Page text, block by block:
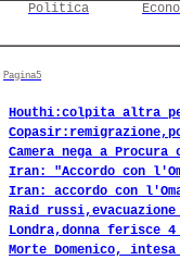
Politica
Pagina5
Houthi:colpita altra
Camera nega a
Iran: "Accordo con
Iran: accordo con
Raid
Londra,donna ferisce
Morte Domenico,